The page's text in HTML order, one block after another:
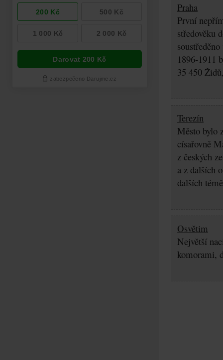
Praha
První
středověku
1896-1911
35 450
Terezín
Město bylo
císařovně
z českých
a z dalších
dalších
Osvětim
Největší
komorami,